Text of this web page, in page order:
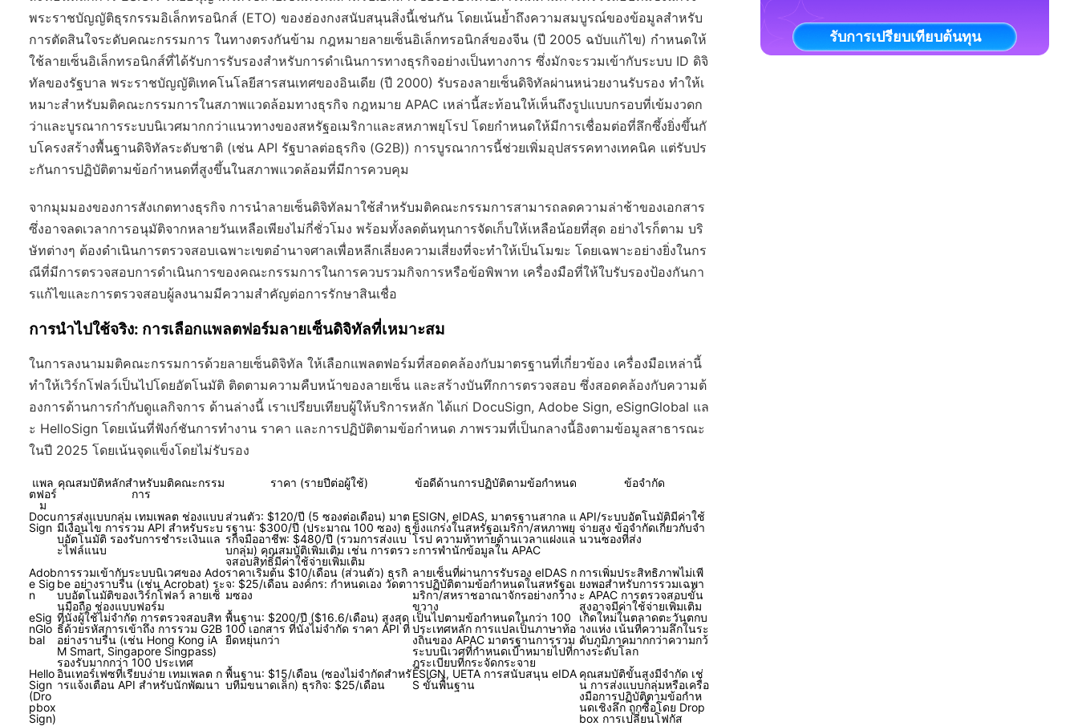
พระราชบัญญัติธุรกรรมอิเล็กทรอนิกส์ (ETO) ของฮ่องกงสนับสนุนสิ่งนี้เช่นกัน โดยเน้นย้ำถึงความสมบูรณ์ของข้อมูลสำหรับ
การตัดสินใจระดับคณะกรรมการ ในทางตรงกันข้าม กฎหมายลายเซ็นอิเล็กทรอนิกส์ของจีน (ปี 2005 ฉบับแก้ไข) กำหนดให้
ใช้ลายเซ็นอิเล็กทรอนิกส์ที่ได้รับการรับรองสำหรับการดำเนินการทางธุรกิจอย่างเป็นทางการ ซึ่งมักจะรวมเข้ากับระบบ ID ดิจิ
ทัลของรัฐบาล พระราชบัญญัติเทคโนโลยีสารสนเทศของอินเดีย (ปี 2000) รับรองลายเซ็นดิจิทัลผ่านหน่วยงานรับรอง ทำให้เ
หมาะสำหรับมติคณะกรรมการในสภาพแวดล้อมทางธุรกิจ กฎหมาย APAC เหล่านี้สะท้อนให้เห็นถึงรูปแบบกรอบที่เข้มงวดก
ว่าและบูรณาการระบบนิเวศมากกว่าแนวทางของสหรัฐอเมริกาและสหภาพยุโรป โดยกำหนดให้มีการเชื่อมต่อที่ลึกซึ้งยิ่งขึ้นกั
บโครงสร้างพื้นฐานดิจิทัลระดับชาติ (เช่น API รัฐบาลต่อธุรกิจ (G2B)) การบูรณาการนี้ช่วยเพิ่มอุปสรรคทางเทคนิค แต่รับปร
ะกันการปฏิบัติตามข้อกำหนดที่สูงขึ้นในสภาพแวดล้อมที่มีการควบคุม
จากมุมมองของการสังเกตทางธุรกิจ การนำลายเซ็นดิจิทัลมาใช้สำหรับมติคณะกรรมการสามารถลดความล่าช้าของเอกสาร
ซึ่งอาจลดเวลาการอนุมัติจากหลายวันเหลือเพียงไม่กี่ชั่วโมง พร้อมทั้งลดต้นทุนการจัดเก็บให้เหลือน้อยที่สุด อย่างไรก็ตาม บริ
ษัทต่างๆ ต้องดำเนินการตรวจสอบเฉพาะเขตอำนาจศาลเพื่อหลีกเลี่ยงความเสี่ยงที่จะทำให้เป็นโมฆะ โดยเฉพาะอย่างยิ่งในกร
ณีที่มีการตรวจสอบการดำเนินการของคณะกรรมการในการควบรวมกิจการหรือข้อพิพาท เครื่องมือที่ให้ใบรับรองป้องกันกา
รแก้ไขและการตรวจสอบผู้ลงนามมีความสำคัญต่อการรักษาสินเชื่อ
การนำไปใช้จริง: การเลือกแพลตฟอร์มลายเซ็นดิจิทัลที่เหมาะสม
ในการลงนามมติคณะกรรมการด้วยลายเซ็นดิจิทัล ให้เลือกแพลตฟอร์มที่สอดคล้องกับมาตรฐานที่เกี่ยวข้อง เครื่องมือเหล่านี้
ทำให้เวิร์กโฟลว์เป็นไปโดยอัตโนมัติ ติดตามความคืบหน้าของลายเซ็น และสร้างบันทึกการตรวจสอบ ซึ่งสอดคล้องกับความต้
องการด้านการกำกับดูแลกิจการ ด้านล่างนี้ เราเปรียบเทียบผู้ให้บริการหลัก ได้แก่ DocuSign, Adobe Sign, eSignGlobal แล
ะ HelloSign โดยเน้นที่ฟังก์ชันการทำงาน ราคา และการปฏิบัติตามข้อกำหนด ภาพรวมที่เป็นกลางนี้อิงตามข้อมูลสาธารณะ
ในปี 2025 โดยเน้นจุดแข็งโดยไม่รับรอง
แพล
ตฟอร์
ม
คุณสมบัติหลักสำหรับมติคณะกรรม
การ
ราคา (รายปีต่อผู้ใช้) ข้อดีด้านการปฏิบัติตามข้อกำหนด ข้อจำกัด
Docu
Sign
การส่งแบบกลุ่ม เทมเพลต ช่องแบบ
มีเงื่อนไข การรวม API สำหรับระบ
บอัตโนมัติ รองรับการชำระเงินแล
ะไฟล์แนบ
ส่วนตัว: $120/ปี (5 ซองต่อเดือน) มาต
รฐาน: $300/ปี (ประมาณ 100 ซอง) ธุ
รกิจมืออาชีพ: $480/ปี (รวมการส่งแบ
บกลุ่ม) คุณสมบัติเพิ่มเติม เช่น การตรว
จสอบสิทธิ์มีค่าใช้จ่ายเพิ่มเติม
ESIGN, eIDAS, มาตรฐานสากล แ
ข็งแกร่งในสหรัฐอเมริกา/สหภาพยุ
โรป ความท้าทายด้านเวลาแฝงแล
ะการพำนักข้อมูลใน APAC
API/ระบบอัตโนมัติมีค่าใช้
จ่ายสูง ข้อจำกัดเกี่ยวกับจำ
นวนซองที่ส่ง
Adob
e Sig
n
การรวมเข้ากับระบบนิเวศของ Ado
be อย่างราบรื่น (เช่น Acrobat) ระ
บบอัตโนมัติของเวิร์กโฟลว์ ลายเซ็
นมือถือ ช่องแบบฟอร์ม
ราคาเริ่มต้น $10/เดือน (ส่วนตัว) ธุรกิ
จ: $25/เดือน องค์กร: กำหนดเอง วัดตา
มซอง
ลายเซ็นที่ผ่านการรับรอง eIDAS ก
ารปฏิบัติตามข้อกำหนดในสหรัฐอเ
มริกา/สหราชอาณาจักรอย่างกว้าง
ขวาง
การเพิ่มประสิทธิภาพไม่เพี
ยงพอสำหรับการรวมเฉพา
ะ APAC การตรวจสอบขั้น
สูงอาจมีค่าใช้จ่ายเพิ่มเติม
eSig
nGlo
bal
ที่นั่งผู้ใช้ไม่จำกัด การตรวจสอบสิท
ธิ์ด้วยรหัสการเข้าถึง การรวม G2B
อย่างราบรื่น (เช่น Hong Kong iA
M Smart, Singapore Singpass)
รองรับมากกว่า 100 ประเทศ
พื้นฐาน: $200/ปี ($16.6/เดือน) สูงสุด
100 เอกสาร ที่นั่งไม่จำกัด ราคา API ที่
ยืดหยุ่นกว่า
เป็นไปตามข้อกำหนดในกว่า 100
ประเทศหลัก การแปลเป็นภาษาท้อ
งถิ่นของ APAC มาตรฐานการรวม
ระบบนิเวศที่กำหนดเป้าหมายไปที่ก
ฎระเบียบที่กระจัดกระจาย
เกิดใหม่ในตลาดตะวันตกบ
างแห่ง เน้นที่ความลึกในระ
ดับภูมิภาคมากกว่าความกว้
างระดับโลก
Hello
Sign
(Dro
pbox
Sign)
อินเทอร์เฟซที่เรียบง่าย เทมเพลต ก
ารแจ้งเตือน API สำหรับนักพัฒนา
พื้นฐาน: $15/เดือน (ซองไม่จำกัดสำหรั
บทีมขนาดเล็ก) ธุรกิจ: $25/เดือน
ESIGN, UETA การสนับสนุน eIDA
S ขั้นพื้นฐาน
คุณสมบัติขั้นสูงมีจำกัด เช่
น การส่งแบบกลุ่มหรือเครื่อ
งมือการปฏิบัติตามข้อกำห
นดเชิงลึก ถูกซื้อโดย Drop
box การเปลี่ยนโฟกัส
รับการเปรียบเทียบต้นทุน